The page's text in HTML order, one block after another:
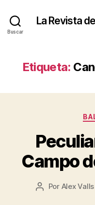
Buscar
La Revista
Etiqueta:
Campo
Autor
Por Alex Valls